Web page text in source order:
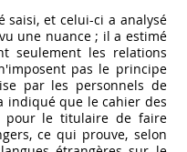
saisi, et celui-ci a analysé
une nuance ; il a estimé
seulement les relations
pas le principe
par les personnels de
indiqué que le cahier des
pour le titulaire de faire
ce qui prouve, selon